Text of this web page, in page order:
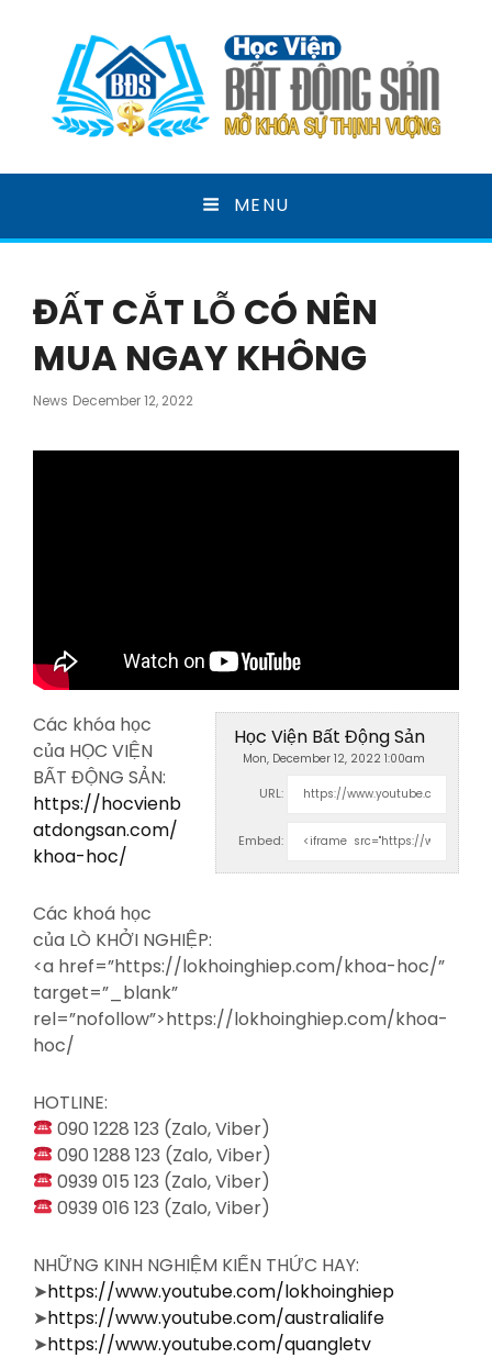
HỌC VIỆN BẤT ĐỘNG
SẢN
MENU
ĐẤT CẮT LỖ CÓ NÊN
MUA NGAY KHÔNG
News Posted
December 12, 2022
Học Viện Bất Động Sản
Mon, December 12, 2022 1:00am
URL:
Embed:
Các khóa học
của HỌC VIỆN
BẤT ĐỘNG SẢN:
https://hocvienb
atdongsan.com/
khoa-hoc/
Các khoá học
của LÒ KHỞI NGHIỆP:
<a href=”https://lokhoinghiep.com/khoa-hoc/”
target=”_blank”
rel=”nofollow”>https://lokhoinghiep.com/khoa-
hoc/
HOTLINE:
090 1228 123 (Zalo, Viber)
090 1288 123 (Zalo, Viber)
0939 015 123 (Zalo, Viber)
0939 016 123 (Zalo, Viber)
NHỮNG KINH NGHIỆM KIẾN THỨC HAY:
➤https://www.youtube.com/lokhoinghiep
➤https://www.youtube.com/australialife
➤https://www.youtube.com/quangletv